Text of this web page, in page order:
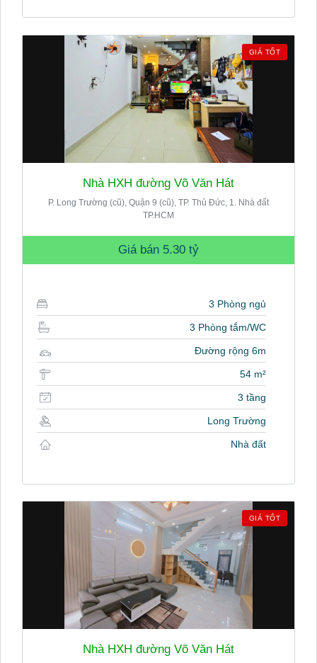
GIÁ TỐT
Nhà HXH đường Võ Văn Hát
P. Long Trường (cũ), Quận 9 (cũ), TP. Thủ Đức, 1. Nhà đất
TP.HCM
Giá bán 5.30 tỷ
3 Phòng ngủ
3 Phòng tắm/WC
Đường rộng 6m
54 m²
3 tầng
Long Trường
Nhà đất
GIÁ TỐT
Nhà HXH đường Võ Văn Hát